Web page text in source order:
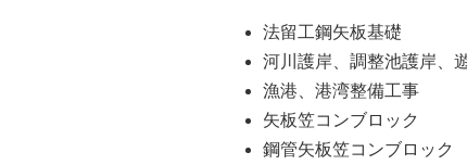
法留工鋼矢板基礎
河川護岸、調整池護岸、
漁港、港湾整備工事
矢板笠コンブロック
鋼管矢板笠コンブロック